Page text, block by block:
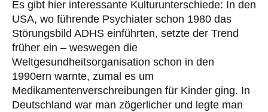
Es gibt hier interessante Kulturunterschiede: In den
USA, wo führende Psychiater schon 1980 das
Störungsbild ADHS einführten, setzte der Trend
früher ein – weswegen die
Weltgesundheitsorganisation schon in den
1990ern warnte, zumal es um
Medikamentenverschreibungen für Kinder ging. In
Deutschland war man zögerlicher und legte man